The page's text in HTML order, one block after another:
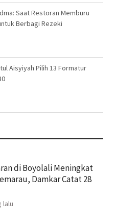
Saat Restoran Memburu
Berbagi Rezeki
Aisyiyah Pilih 13 Formatur
di Boyolali Meningkat
Damkar Catat 28
lalu